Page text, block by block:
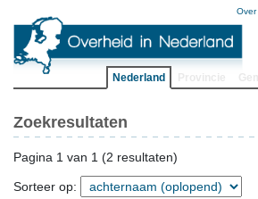
Nederland
Zoekresultaten
Pagina 1 van 1 (2 resultaten)
Sorteer op: